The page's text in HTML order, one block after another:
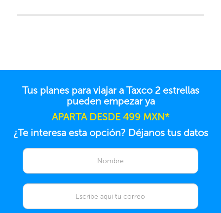
Tus planes para viajar a Taxco 2 estrellas
pueden empezar ya
APARTA DESDE 499 MXN*
¿Te interesa esta opción? Déjanos tus datos